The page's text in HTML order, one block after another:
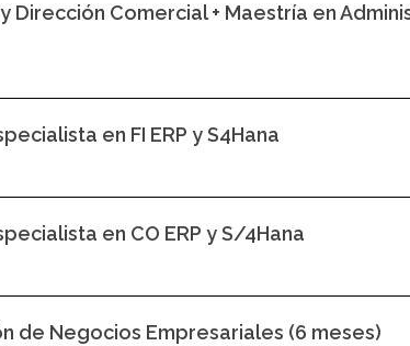
Dirección Comercial + Maestría en
en FI ERP y S4Hana
en CO ERP y S/4Hana
de Negocios Empresariales (6 meses)